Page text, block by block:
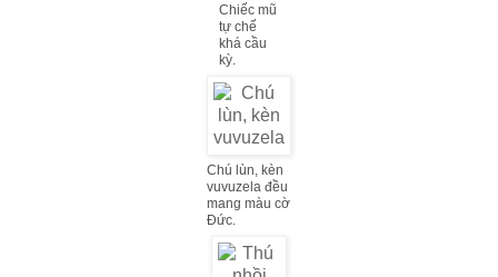
Chiếc mũ
tự chế
khá cầu
kỳ.
Chú lùn, kèn
vuvuzela đều
mang màu cờ
Đức.